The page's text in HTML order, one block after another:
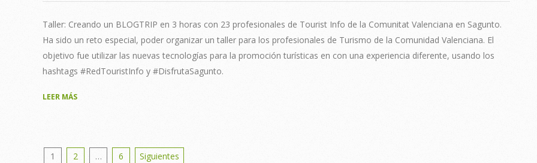
Taller: Creando un BLOGTRIP en 3 horas con 23 profesionales de Tourist Info de la Comunitat Valenciana en Sagunto.
Ha sido un reto especial, poder organizar un taller para los profesionales de Turismo de la Comunidad Valenciana. El
objetivo fue utilizar las nuevas tecnologías para la promoción turísticas en con una experiencia diferente, usando los
hashtags #RedTouristInfo y #DisfrutaSagunto.
LEER MÁS
Posts
1 2 … 6 Siguientes